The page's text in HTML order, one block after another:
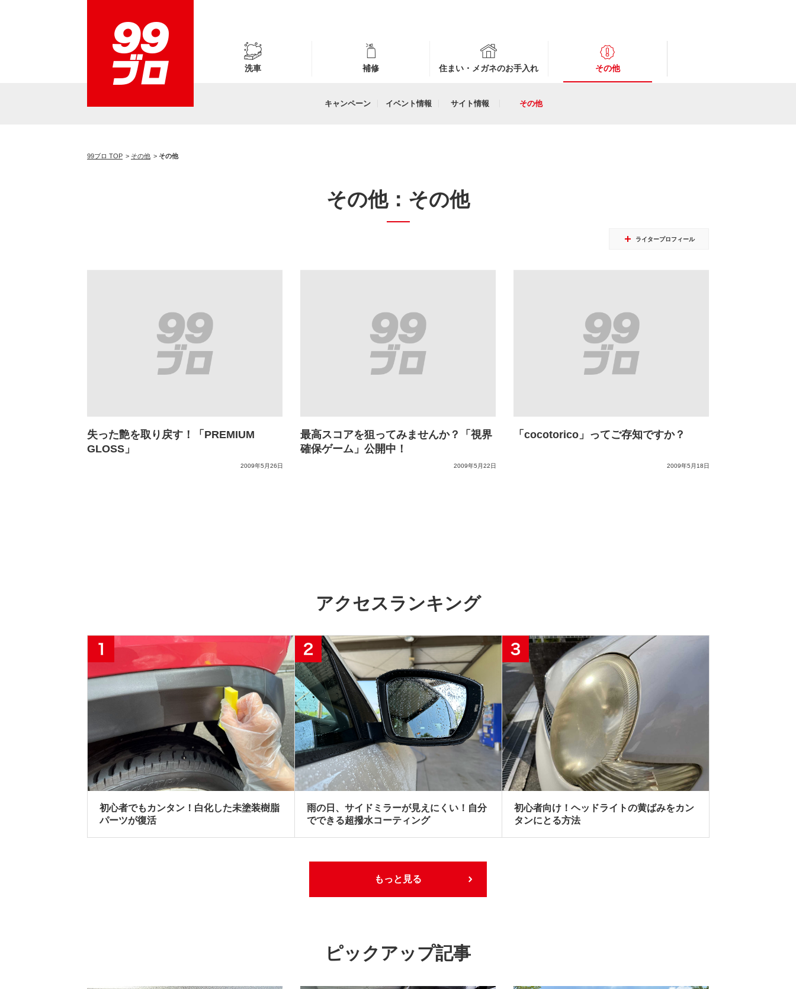
洗車 補修 住まい・メガネのお手入れ その他
キャンペーン イベント情報 サイト情報 その他
99ブロ TOP その他 その他
その他：その他
ライタープロフィール
失った艶を取り戻す！「PREMIUM
GLOSS」
2009年5月26日
最高スコアを狙ってみませんか？「視界
確保ゲーム」公開中！
2009年5月22日
「cocotorico」ってご存知ですか？
2009年5月18日
アクセスランキング
初心者でもカンタン！白化した未塗装樹脂
パーツが復活
雨の日、サイドミラーが見えにくい！自分
でできる超撥水コーティング
初心者向け！ヘッドライトの黄ばみをカン
タンにとる方法
もっと見る
ピックアップ記事